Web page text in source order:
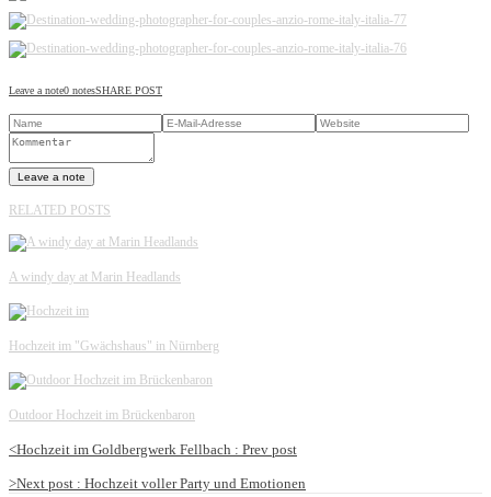
Leave a note0 notesSHARE POST
Leave a note
RELATED POSTS
A windy day at Marin Headlands
Hochzeit im "Gwächshaus" in Nürnberg
Outdoor Hochzeit im Brückenbaron
<Hochzeit im Goldbergwerk Fellbach : Prev post
>Next post : Hochzeit voller Party und Emotionen